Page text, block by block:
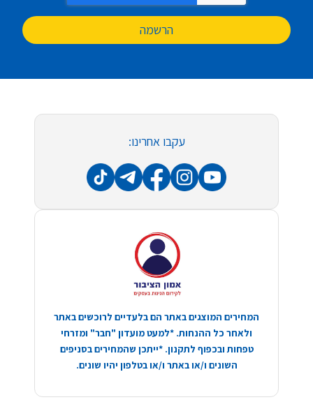
הרשמה
עקבו אחרינו:
המחירים המוצגים באתר הם בלעדיים לרוכשים באתר
ולאחר כל ההנחות. *למעט מועדון "חבר" ומזרחי
טפחות ובכפוף לתקנון. *ייתכן שהמחירים בסניפים
השונים ו/או באתר ו/או בטלפון יהיו שונים.